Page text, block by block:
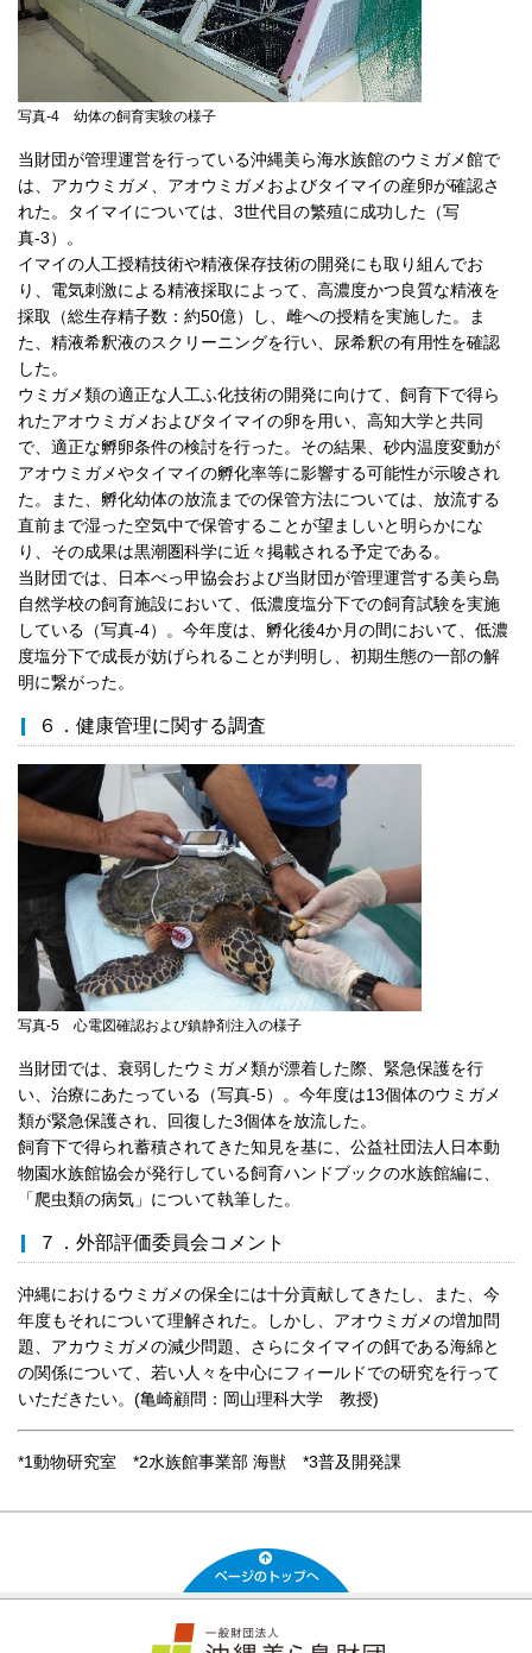
写真-4 幼体の飼育実験の様子
当財団が管理運営を行っている沖縄美ら海水族館のウミガメ館で
は、アカウミガメ、アオウミガメおよびタイマイの産卵が確認さ
れた。タイマイについては、3世代目の繁殖に成功した（写
真-3）。
イマイの人工授精技術や精液保存技術の開発にも取り組んでお
り、電気刺激による精液採取によって、高濃度かつ良質な精液を
採取（総生存精子数：約50億）し、雌への授精を実施した。ま
た、精液希釈液のスクリーニングを行い、尿希釈の有用性を確認
した。
ウミガメ類の適正な人工ふ化技術の開発に向けて、飼育下で得ら
れたアオウミガメおよびタイマイの卵を用い、高知大学と共同
で、適正な孵卵条件の検討を行った。その結果、砂内温度変動が
アオウミガメやタイマイの孵化率等に影響する可能性が示唆され
た。また、孵化幼体の放流までの保管方法については、放流する
直前まで湿った空気中で保管することが望ましいと明らかにな
り、その成果は黒潮圏科学に近々掲載される予定である。
当財団では、日本べっ甲協会および当財団が管理運営する美ら島
自然学校の飼育施設において、低濃度塩分下での飼育試験を実施
している（写真-4）。今年度は、孵化後4か月の間において、低濃
度塩分下で成長が妨げられることが判明し、初期生態の一部の解
明に繋がった。
６．健康管理に関する調査
写真-5 心電図確認および鎮静剤注入の様子
当財団では、衰弱したウミガメ類が漂着した際、緊急保護を行
い、治療にあたっている（写真-5）。今年度は13個体のウミガメ
類が緊急保護され、回復した3個体を放流した。
飼育下で得られ蓄積されてきた知見を基に、公益社団法人日本動
物園水族館協会が発行している飼育ハンドブックの水族館編に、
「爬虫類の病気」について執筆した。
７．外部評価委員会コメント
沖縄におけるウミガメの保全には十分貢献してきたし、また、今
年度もそれについて理解された。しかし、アオウミガメの増加問
題、アカウミガメの減少問題、さらにタイマイの餌である海綿と
の関係について、若い人々を中心にフィールドでの研究を行って
いただきたい。(亀崎顧問：岡山理科大学 教授)
*1動物研究室 *2水族館事業部 海獣 *3普及開発課